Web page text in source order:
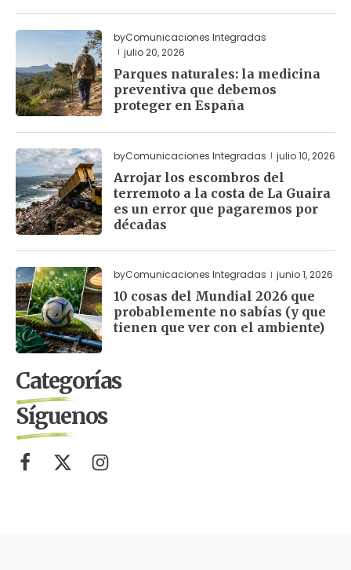
byComunicaciones Integradas
julio 20, 2026
Parques naturales: la medicina
preventiva que debemos
proteger en España
byComunicaciones Integradas julio 10, 2026
Arrojar los escombros del
terremoto a la costa de La Guaira
es un error que pagaremos por
décadas
byComunicaciones Integradas junio 1, 2026
10 cosas del Mundial 2026 que
probablemente no sabías (y que
tienen que ver con el ambiente)
Categorías
Síguenos